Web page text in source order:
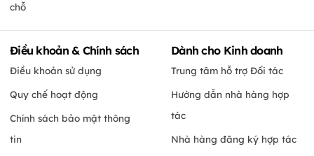
chỗ
Điều khoản & Chính sách
Điều khoản sử dụng
Quy chế hoạt động
Chính sách bảo mật thông
tin
Dành cho Kinh doanh
Trung tâm hỗ trợ Đối tác
Hướng dẫn nhà hàng hợp
tác
Nhà hàng đăng ký hợp tác